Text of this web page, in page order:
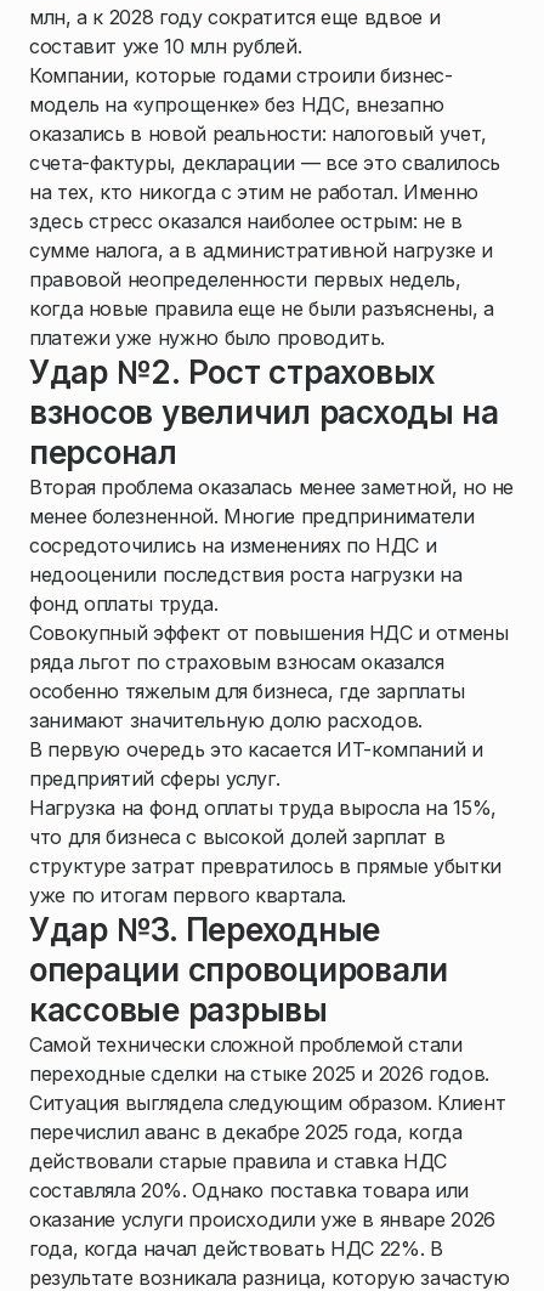
млн, а к 2028 году сократится еще вдвое и
составит уже 10 млн рублей.
Компании, которые годами строили бизнес-
модель на «упрощенке» без НДС, внезапно
оказались в новой реальности: налоговый учет,
счета-фактуры, декларации — все это свалилось
на тех, кто никогда с этим не работал. Именно
здесь стресс оказался наиболее острым: не в
сумме налога, а в административной нагрузке и
правовой неопределенности первых недель,
когда новые правила еще не были разъяснены, а
платежи уже нужно было проводить.
Удар №2. Рост страховых
взносов увеличил расходы на
персонал
Вторая проблема оказалась менее заметной, но не
менее болезненной. Многие предприниматели
сосредоточились на изменениях по НДС и
недооценили последствия роста нагрузки на
фонд оплаты труда.
Совокупный эффект от повышения НДС и отмены
ряда льгот по страховым взносам оказался
особенно тяжелым для бизнеса, где зарплаты
занимают значительную долю расходов.
В первую очередь это касается ИT-компаний и
предприятий сферы услуг.
Нагрузка на фонд оплаты труда выросла на 15%,
что для бизнеса с высокой долей зарплат в
структуре затрат превратилось в прямые убытки
уже по итогам первого квартала.
Удар №3. Переходные
операции спровоцировали
кассовые разрывы
Самой технически сложной проблемой стали
переходные сделки на стыке 2025 и 2026 годов.
Ситуация выглядела следующим образом. Клиент
перечислил аванс в декабре 2025 года, когда
действовали старые правила и ставка НДС
составляла 20%. Однако поставка товара или
оказание услуги происходили уже в январе 2026
года, когда начал действовать НДС 22%. В
результате возникала разница, которую зачастую